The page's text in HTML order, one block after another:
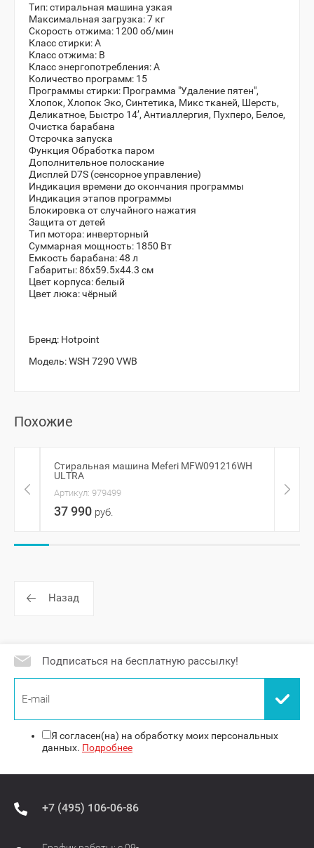
Тип: стиральная машина узкая
Максимальная загрузка: 7 кг
Скорость отжима: 1200 об/мин
Класс стирки: A
Класс отжима: B
Класс энергопотребления: А
Количество программ: 15
Программы стирки: Программа "Удаление пятен",
Хлопок, Хлопок Эко, Синтетика, Микс тканей, Шерсть,
Деликатное, Быстро 14’, Антиаллергия, Пухперо, Белое,
Очистка барабана
Отсрочка запуска
Функция Обработка паром
Дополнительное полоскание
Дисплей D7S (сенсорное управление)
Индикация времени до окончания программы
Индикация этапов программы
Блокировка от случайного нажатия
Защита от детей
Тип мотора: инверторный
Суммарная мощность: 1850 Вт
Емкость барабана: 48 л
Габариты: 86x59.5x44.3 см
Цвет корпуса: белый
Цвет люка: чёрный
Бренд: Hotpoint
Модель:WSH 7290 VWB
Похожие
Стиральная машина Meferi MFW091216WH
ULTRA
Артикул: 979499
37 990 руб.
Назад
Подписаться на бесплатную рассылку!
Я согласен(на) на обработку моих персональных
данных. Подробнее
+7 (495) 106-06-86